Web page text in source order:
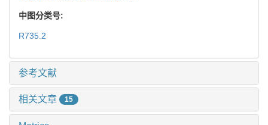
中图分类号:
R735.2
参考文献
相关文章 15